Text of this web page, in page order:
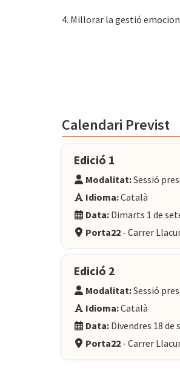
4. Millorar la gestió
Calendari Previst
Edició 1
Modalitat:Sessió
Idioma:Català
Data: Dimarts 1 de
Porta22 - Carrer
Edició 2
Modalitat:Sessió
Idioma:Català
Data: Divendres 18 de
Porta22 - Carrer